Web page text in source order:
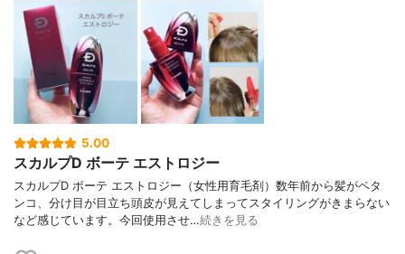
5.00
スカルプD ボーテ エストロジー
スカルプD ボーテ エストロジー（女性用育毛剤）数年前から髪がペタ
ンコ、分け目が目立ち頭皮が見えてしまってスタイリングがきまらない
など感じています。今回使用させ…続きを見る